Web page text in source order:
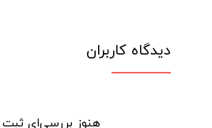
دیدگاه کاربران
هنوز بررسی‌ای